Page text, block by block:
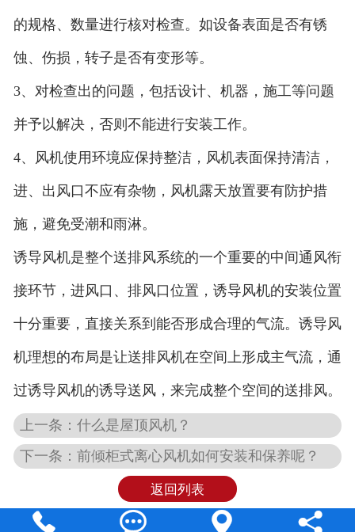
的规格、数量进行核对检查。如设备表面是否有锈
蚀、伤损，转子是否有变形等。
3、对检查出的问题，包括设计、机器，施工等问题
并予以解决，否则不能进行安装工作。
4、风机使用环境应保持整洁，风机表面保持清洁，
进、出风口不应有杂物，风机露天放置要有防护措
施，避免受潮和雨淋。
诱导风机是整个送排风系统的一个重要的中间通风衔
接环节，进风口、排风口位置，诱导风机的安装位置
十分重要，直接关系到能否形成合理的气流。诱导风
机理想的布局是让送排风机在空间上形成主气流，通
过诱导风机的诱导送风，来完成整个空间的送排风。
上一条：什么是屋顶风机？
下一条：前倾柜式离心风机如何安装和保养呢？
返回列表
   